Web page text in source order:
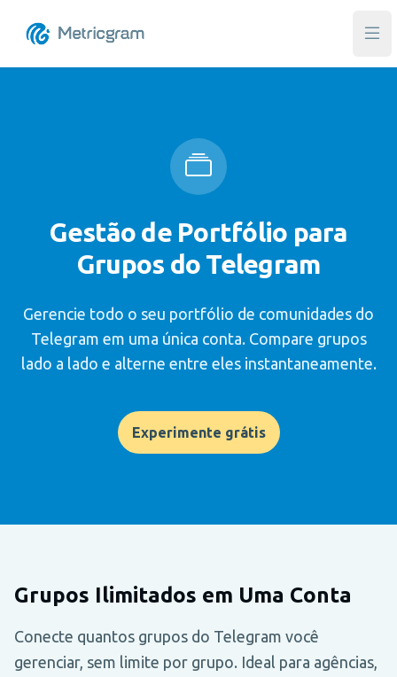
Gestão de Portfólio para
Grupos do Telegram
Gerencie todo o seu portfólio de comunidades do
Telegram em uma única conta. Compare grupos
lado a lado e alterne entre eles instantaneamente.
Experimente grátis
Grupos Ilimitados em Uma Conta
Conecte quantos grupos do Telegram você
gerenciar, sem limite por grupo. Ideal para agências,